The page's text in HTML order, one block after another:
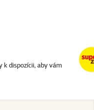
k dispozícii, aby vám